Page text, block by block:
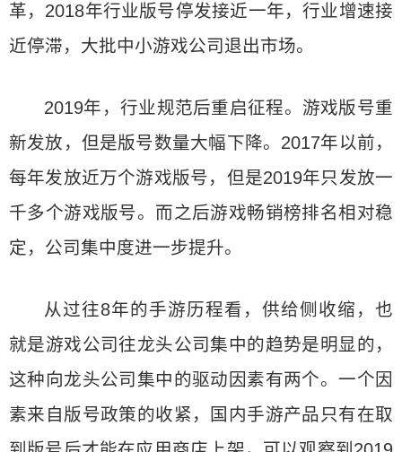
革，2018年行业版号停发接近一年，行业增速接
近停滞，大批中小游戏公司退出市场。
2019年，行业规范后重启征程。游戏版号重
新发放，但是版号数量大幅下降。2017年以前，
每年发放近万个游戏版号，但是2019年只发放一
千多个游戏版号。而之后游戏畅销榜排名相对稳
定，公司集中度进一步提升。
从过往8年的手游历程看，供给侧收缩，也
就是游戏公司往龙头公司集中的趋势是明显的，
这种向龙头公司集中的驱动因素有两个。一个因
素来自版号政策的收紧，国内手游产品只有在取